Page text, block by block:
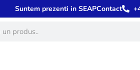
Suntem prezenti in SEAPContact